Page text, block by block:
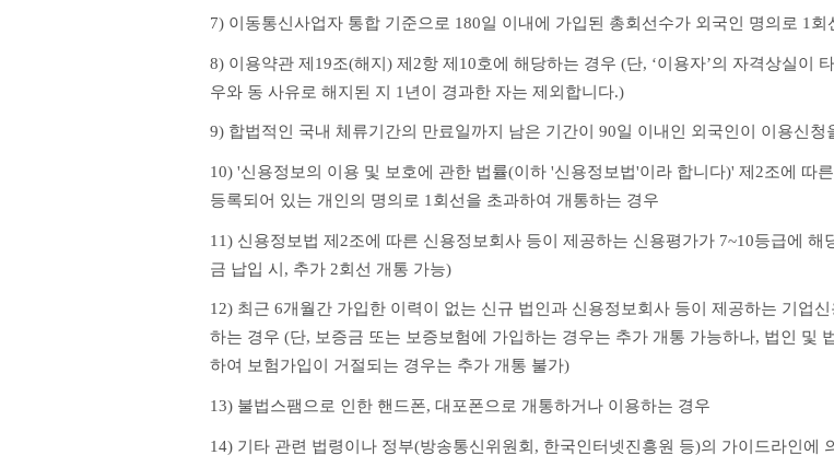
7) 이동통신사업자 통합 기준으로 180일 이내에 가입된 총회선수가 외국인 명의로 1회
8) 이용약관 제19조(해지) 제2항 제10호에 해당하는 경우 (단, ‘이용자’의 자격상실이
우와 동 사유로 해지된 지 1년이 경과한 자는 제외합니다.)
9) 합법적인 국내 체류기간의 만료일까지 남은 기간이 90일 이내인 외국인이 이용신청
10) '신용정보의 이용 및 보호에 관한 법률(이하 '신용정보법'이라 합니다)' 제2조에 따
등록되어 있는 개인의 명의로 1회선을 초과하여 개통하는 경우
11) 신용정보법 제2조에 따른 신용정보회사 등이 제공하는 신용평가가 7~10등급에
금 납입 시, 추가 2회선 개통 가능)
12) 최근 6개월간 가입한 이력이 없는 신규 법인과 신용정보회사 등이 제공하는 기업
하는 경우 (단, 보증금 또는 보증보험에 가입하는 경우는 추가 개통 가능하나, 법인 및
하여 보험가입이 거절되는 경우는 추가 개통 불가)
13) 불법스팸으로 인한 핸드폰, 대포폰으로 개통하거나 이용하는 경우
14) 기타 관련 법령이나 정부(방송통신위원회, 한국인터넷진흥원 등)의 가이드라인에